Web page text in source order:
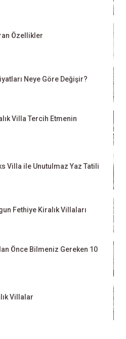
Özellikler
Neye Göre Değişir?
Villa Tercih Etmenin
Villa ile Unutulmaz Yaz Tatili
Fethiye Kiralık Villaları
Önce Bilmeniz Gereken 10
Villalar